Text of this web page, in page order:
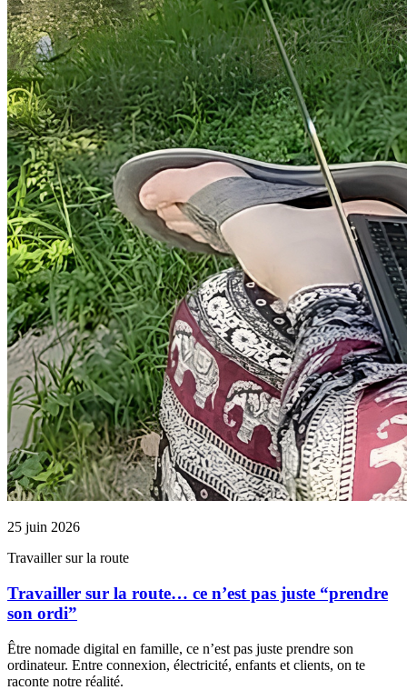
25 juin 2026
Travailler sur la route
Travailler sur la route… ce n’est pas juste “prendre
son ordi”
Être nomade digital en famille, ce n’est pas juste prendre son
ordinateur. Entre connexion, électricité, enfants et clients, on te
raconte notre réalité.